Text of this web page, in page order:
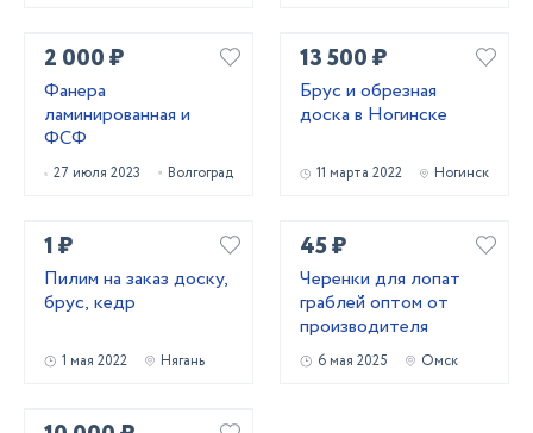
2 000 ₽
Фанера
ламинированная и
ФСФ
27 июля 2023 Волгоград
13 500 ₽
Брус и обрезная
доска в Ногинске
11 марта 2022 Ногинск
1 ₽
Пилим на заказ доску,
брус, кедр
1 мая 2022 Нягань
45 ₽
Черенки для лопат
граблей оптом от
производителя
6 мая 2025 Омск